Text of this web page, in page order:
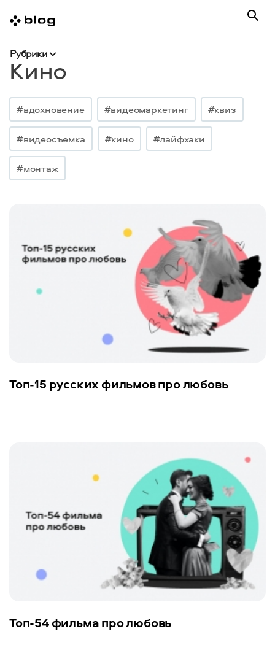
Рубрики
Кино
#вдохновение #видеомаркетинг #квиз
#видеосъемка #кино #лайфхаки
#монтаж
Топ-15 русских фильмов про любовь
Топ-54 фильма про любовь